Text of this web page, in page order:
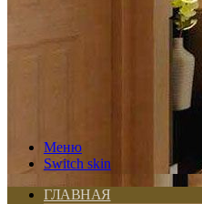
Меню
Switch skin
ГЛАВНАЯ